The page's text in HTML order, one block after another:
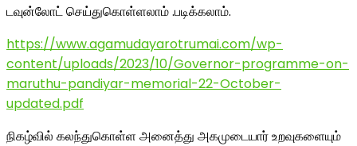
டவுன்லோட் செய்துகொள்ளலாம் .படிக்கலாம்.
https://www.agamudayarotrumai.com/wp-
content/uploads/2023/10/Governor-programme-on-
maruthu-pandiyar-memorial-22-October-
updated.pdf
நிகழ்வில் கலந்துகொள்ள அனைத்து அகமுடையார் உறவுகளையும்